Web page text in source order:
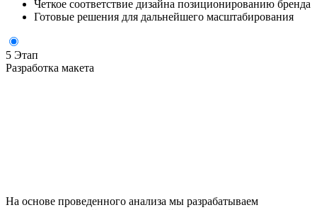
Четкое соответствие дизайна позиционированию бренда
Готовые решения для дальнейшего масштабирования
5 Этап
Разработка макета
На основе проведенного анализа мы разрабатываем